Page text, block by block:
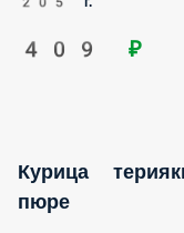
с грибами отдыхает на
всегда идиллия и
Говядина с грибами в